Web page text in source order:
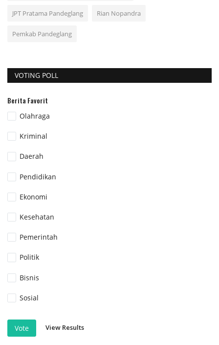
JPT Pratama Pandeglang Rian Nopandra
Pemkab Pandeglang
VOTING POLL
Berita Favorit
Olahraga
Kriminal
Daerah
Pendidikan
Ekonomi
Kesehatan
Pemerintah
Politik
Bisnis
Sosial
Vote View Results